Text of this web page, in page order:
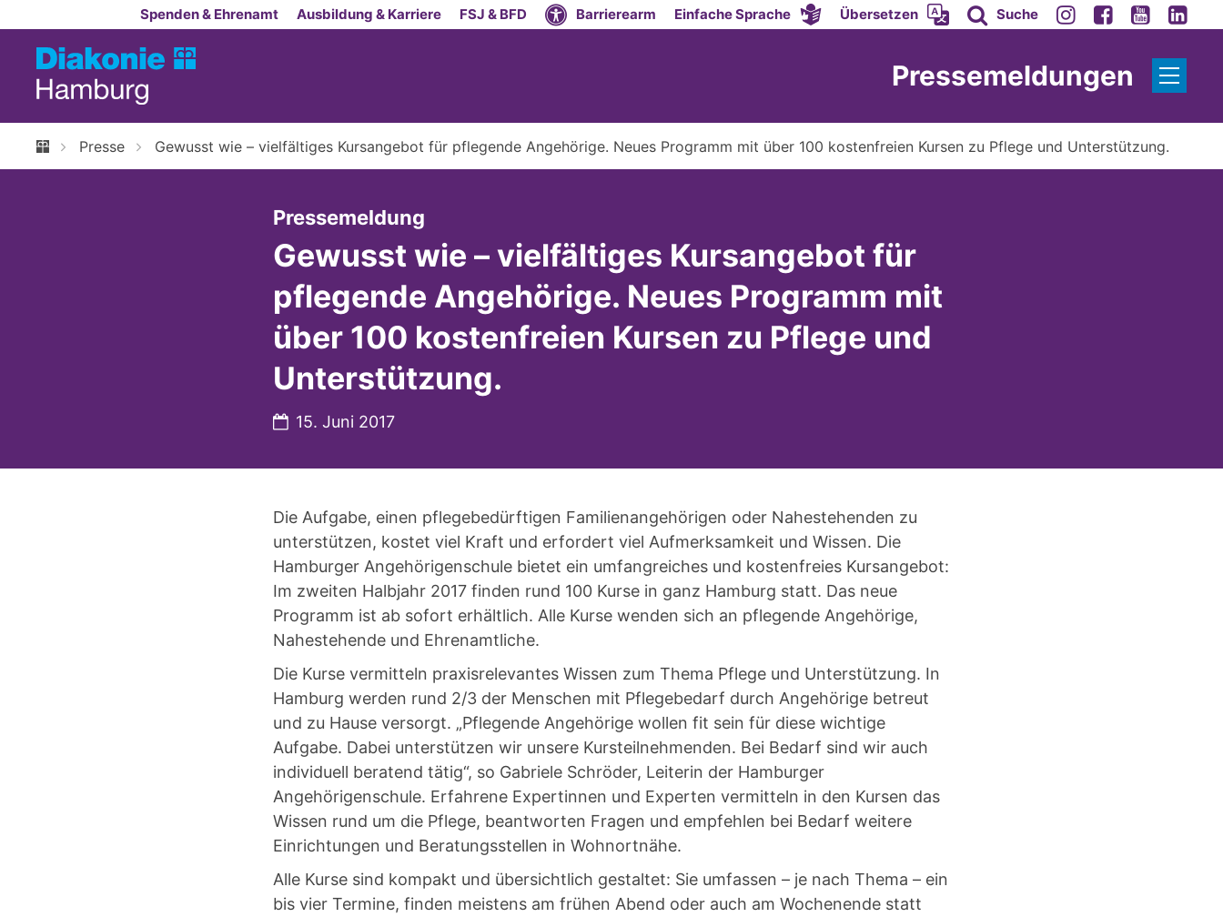
Zum Inhalt springenSpenden & Ehrenamt Ausbildung & Karriere FSJ & BFD Barrierearm Einfache Sprache Übersetzen Suche
Pressemeldungen
Presse Gewusst wie – vielfältiges Kursangebot für pflegende Angehörige. Neues Programm mit über 100 kostenfreien Kursen zu Pflege und Unterstützung.
Pressemeldung
Gewusst wie – vielfältiges Kursangebot für
pflegende Angehörige. Neues Programm mit
über 100 kostenfreien Kursen zu Pflege und
Unterstützung.
Datum:
15. Juni 2017
Die Aufgabe, einen pflegebedürftigen Familienangehörigen oder Nahestehenden zu
unterstützen, kostet viel Kraft und erfordert viel Aufmerksamkeit und Wissen. Die
Hamburger Angehörigenschule bietet ein umfangreiches und kostenfreies Kursangebot:
Im zweiten Halbjahr 2017 finden rund 100 Kurse in ganz Hamburg statt. Das neue
Programm ist ab sofort erhältlich. Alle Kurse wenden sich an pflegende Angehörige,
Nahestehende und Ehrenamtliche.
Die Kurse vermitteln praxisrelevantes Wissen zum Thema Pflege und Unterstützung. In
Hamburg werden rund 2/3 der Menschen mit Pflegebedarf durch Angehörige betreut
und zu Hause versorgt. „Pflegende Angehörige wollen fit sein für diese wichtige
Aufgabe. Dabei unterstützen wir unsere Kursteilnehmenden. Bei Bedarf sind wir auch
individuell beratend tätig“, so Gabriele Schröder, Leiterin der Hamburger
Angehörigenschule. Erfahrene Expertinnen und Experten vermitteln in den Kursen das
Wissen rund um die Pflege, beantworten Fragen und empfehlen bei Bedarf weitere
Einrichtungen und Beratungsstellen in Wohnortnähe.
Alle Kurse sind kompakt und übersichtlich gestaltet: Sie umfassen – je nach Thema – ein
bis vier Termine, finden meistens am frühen Abend oder auch am Wochenende statt